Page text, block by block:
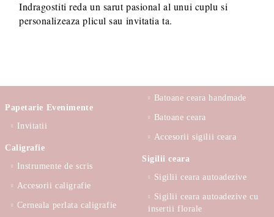
Indragostiti reda un sarut pasional al unui cuplu si
personalizeaza plicul sau invitatia ta.
Papetarie Evenimente
Invitatii
Caligrafie
Instrumente de scris
Accesorii caligrafie
Cerneala perlata caligrafie
Batoane ceara handmade
Batoane ceara
Accesorii sigilii ceara
Sigilii ceara
Sigilii ceara autoadezive
Sigilii ceara autoadezive cu
insertii florale